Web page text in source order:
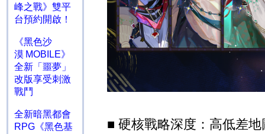
峰之戰》雙平
台預約開啟！
《黑色沙
漠 MOBILE》
全新「噩夢」
改版享受刺激
戰鬥
全新暗黑都會
RPG《黑色基
■ 硬核戰略深度：高低差